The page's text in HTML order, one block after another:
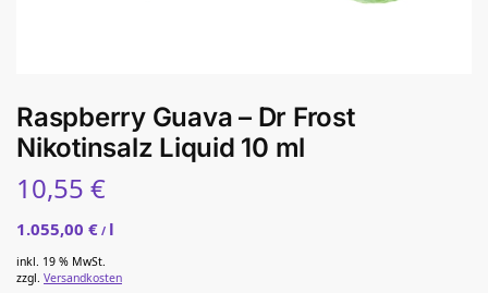
Raspberry Guava – Dr Frost
Nikotinsalz Liquid 10 ml
10,55 €
1.055,00 € / l
inkl. 19 % MwSt.
zzgl. Versandkosten